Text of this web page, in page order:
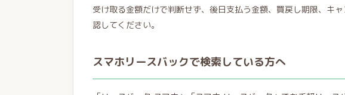
受け取る金額だけで判断せず、後日支払う金額、買戻し期限、キ
認してください。
スマホリースバックで検索している方へ